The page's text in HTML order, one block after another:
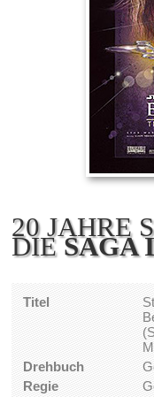
20 JAHRE
DIESAGA
Titel
Drehbuch
Regie